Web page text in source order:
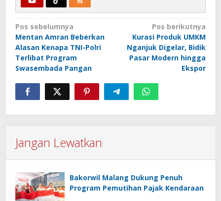
Navigasi
pos
Pos sebelumnya
Mentan Amran Beberkan
Alasan Kenapa TNI-Polri
Terlibat Program
Swasembada Pangan
Pos berikutnya
Kurasi Produk UMKM
Nganjuk Digelar, Bidik
Pasar Modern hingga
Ekspor
Jangan Lewatkan
Bakorwil Malang Dukung Penuh
Program Pemutihan Pajak Kendaraan